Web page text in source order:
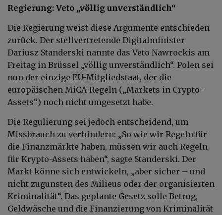
Regierung: Veto „völlig unverständlich“
Die Regierung weist diese Argumente entschieden
zurück. Der stellvertretende Digitalminister
Dariusz Standerski nannte das Veto Nawrockis am
Freitag in Brüssel „völlig unverständlich“. Polen sei
nun der einzige EU-Mitgliedstaat, der die
europäischen MiCA-Regeln („Markets in Crypto-
Assets“) noch nicht umgesetzt habe.
Die Regulierung sei jedoch entscheidend, um
Missbrauch zu verhindern: „So wie wir Regeln für
die Finanzmärkte haben, müssen wir auch Regeln
für Krypto-Assets haben“, sagte Standerski. Der
Markt könne sich entwickeln, „aber sicher – und
nicht zugunsten des Milieus oder der organisierten
Kriminalität“. Das geplante Gesetz solle Betrug,
Geldwäsche und die Finanzierung von Kriminalität